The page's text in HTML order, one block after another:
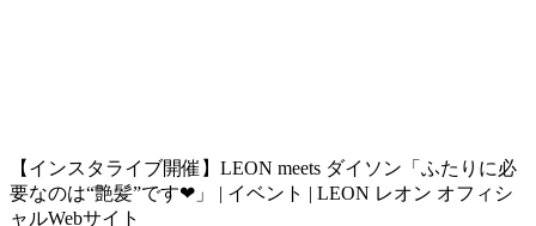
【インスタライブ開催】LEON meets ダイソン「ふたりに必
要なのは“艶髪”です❤︎」 | イベント | LEON レオン オフィシ
ャルWebサイト